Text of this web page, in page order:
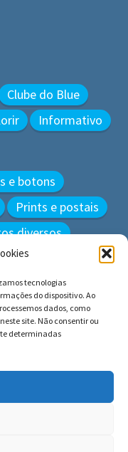
tecnologias
do dispositivo. Ao
dados, como
site. Não consentir ou
determinadas
Clube do Blue
Informativo
e botons
Prints e postais
diversos
reservados.
e cuide dos